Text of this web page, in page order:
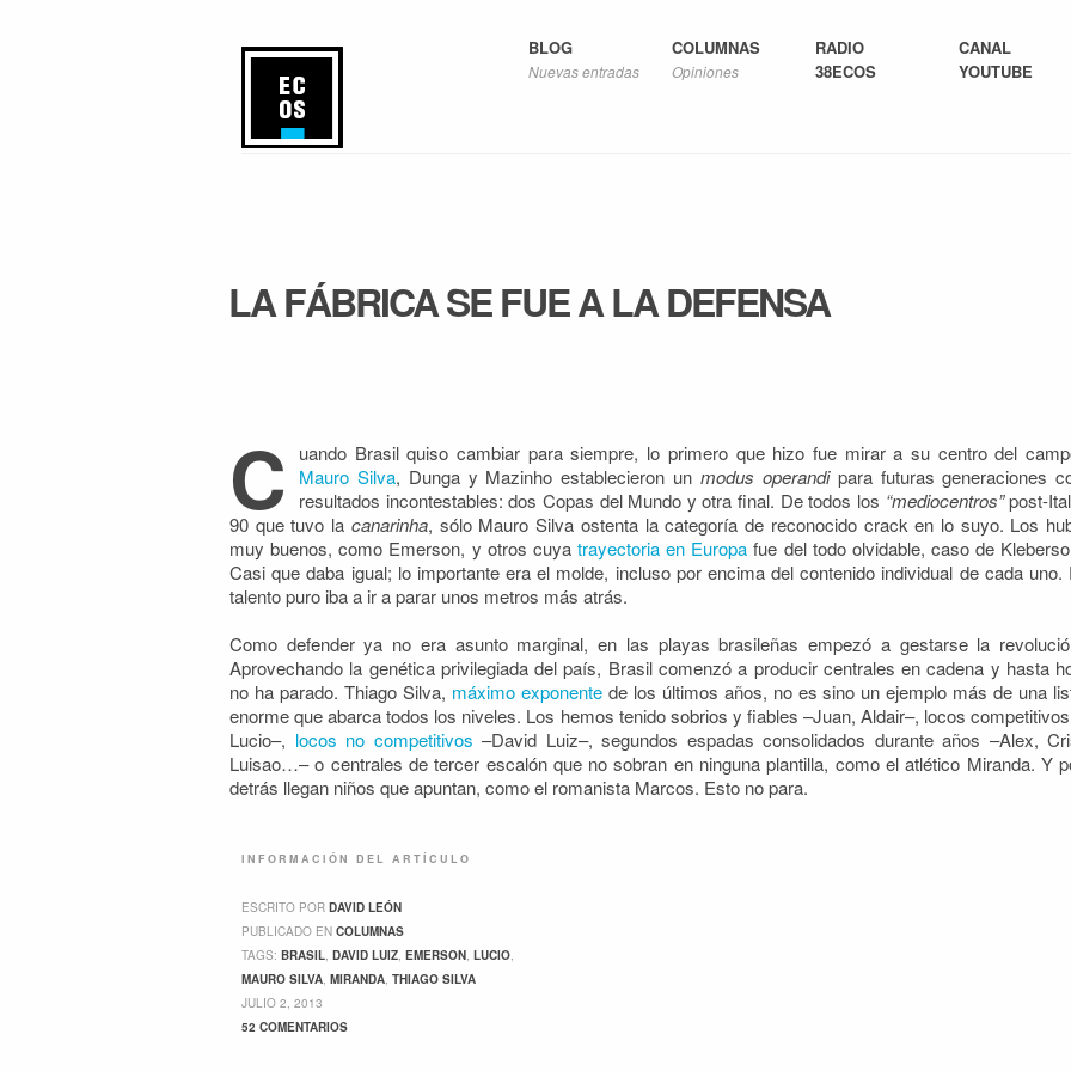
BLOG
Nuevas entradas
COLUMNAS
Opiniones
RADIO
38ECOS
CANAL
YOUTUBE
LA FÁBRICA SE FUE A LA DEFENSA
C
uando Brasil quiso cambiar para siempre, lo primero que hizo fue mirar a su centro del
Mauro Silva, Dunga y Mazinho establecieron un modus operandipara futuras generaciones
resultados incontestables: dos Copas del Mundo y otra final. De todos los “mediocentros”post-
90 que tuvo la canarinha, sólo Mauro Silva ostenta la categoría de reconocido crack en lo suyo. Los
muy buenos, como Emerson, y otros cuya trayectoria en Europa fue del todo olvidable, caso de
Casi que daba igual; lo importante era el molde, incluso por encima del contenido individual de cada uno.
talento puro iba a ir a parar unos metros más atrás.
Como defender ya no era asunto marginal, en las playas brasileñas empezó a gestarse la
Aprovechando la genética privilegiada del país, Brasil comenzó a producir centrales en cadena y hasta
no ha parado. Thiago Silva, máximo exponentede los últimos años, no es sino un ejemplo más de una
enorme que abarca todos los niveles. Los hemos tenido sobrios y fiables –Juan, Aldair–, locos
Lucio–, locos no competitivos –David Luiz–, segundos espadas consolidados durante años –Alex,
Luisao…– o centrales de tercer escalón que no sobran en ninguna plantilla, como el atlético Miranda. Y
detrás llegan niños que apuntan, como el romanista Marcos. Esto no para.
INFORMACIÓN DEL ARTÍCULO
ESCRITO POR DAVID LEÓN
PUBLICADO EN COLUMNAS
TAGS: BRASIL, DAVID LUIZ, EMERSON, LUCIO,
MAURO SILVA, MIRANDA, THIAGO SILVA
JULIO 2, 2013
52 COMENTARIOS